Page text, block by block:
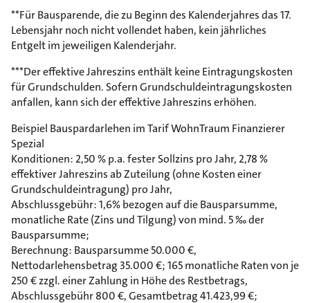
**Für Bausparende, die zu Beginn des Kalenderjahres das 17.
Lebensjahr noch nicht vollendet haben, kein jährliches
Entgelt im jeweiligen Kalenderjahr.
***Der effektive Jahreszins enthält keine Eintragungskosten
für Grundschulden. Sofern Grundschuldeintragungskosten
anfallen, kann sich der effektive Jahreszins erhöhen.
Beispiel Bauspardarlehen im Tarif WohnTraum Finanzierer
Spezial
Konditionen: 2,50 % p.a. fester Sollzins pro Jahr, 2,78 %
effektiver Jahreszins ab Zuteilung (ohne Kosten einer
Grundschuldeintragung) pro Jahr,
Abschlussgebühr: 1,6% bezogen auf die Bausparsumme,
monatliche Rate (Zins und Tilgung) von mind. 5 ‰ der
Bausparsumme;
Berechnung: Bausparsumme 50.000 €,
Nettodarlehensbetrag 35.000 €; 165 monatliche Raten von je
250 € zzgl. einer Zahlung in Höhe des Restbetrags,
Abschlussgebühr 800 €, Gesamtbetrag 41.423,99 €;